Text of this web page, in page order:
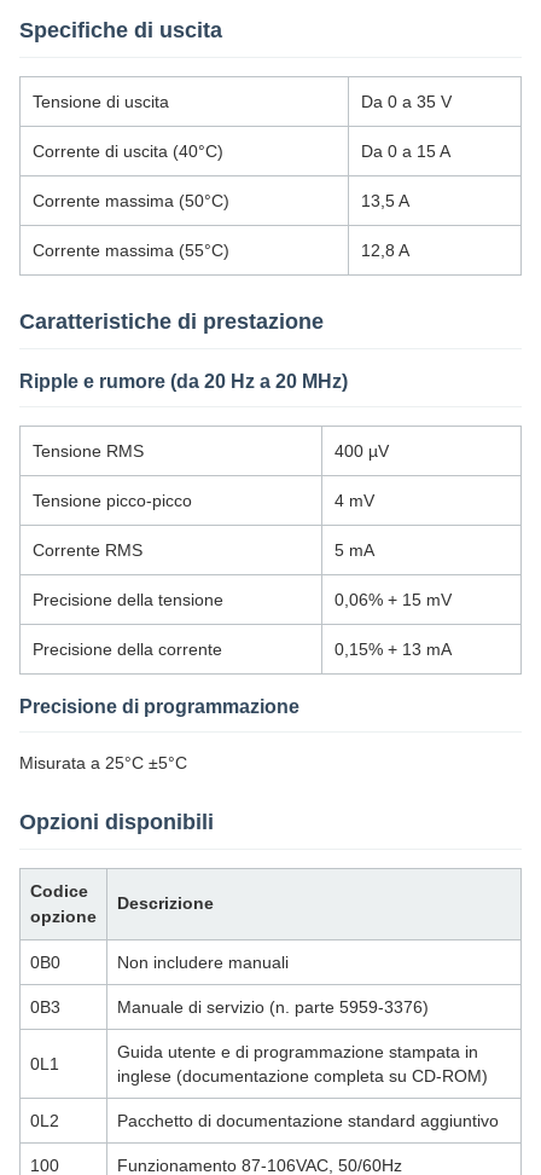
Specifiche di uscita
Tensione di uscita Da 0 a 35 V
Corrente di uscita (40°C) Da 0 a 15 A
Corrente massima (50°C) 13,5 A
Corrente massima (55°C) 12,8 A
Caratteristiche di prestazione
Ripple e rumore (da 20 Hz a 20 MHz)
Tensione RMS 400 µV
Tensione picco-picco 4 mV
Corrente RMS 5 mA
Precisione della tensione 0,06% + 15 mV
Precisione della corrente 0,15% + 13 mA
Precisione di programmazione
Misurata a 25°C ±5°C
Opzioni disponibili
Codice
opzione
Descrizione
0B0 Non includere manuali
0B3 Manuale di servizio (n. parte 5959-3376)
0L1
Guida utente e di programmazione stampata in
inglese (documentazione completa su CD-ROM)
0L2 Pacchetto di documentazione standard aggiuntivo
100 Funzionamento 87-106VAC, 50/60Hz